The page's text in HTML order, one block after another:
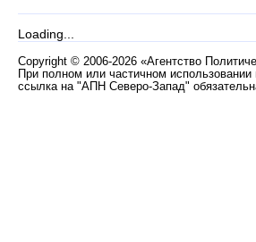
Loading...
Copyright © 2006-2026 «Агентство
При полном или частичном использовании
ссылка на "АПН Северо-Запад"